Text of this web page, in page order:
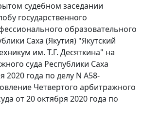
судебном заседании
государственного
образовательного
Саха (Якутия) "Якутский
им. Т.Г. Десяткина" на
суда Республики Саха
2020 года по делу N А58-
Четвертого арбитражного
от 20 октября 2020 года по